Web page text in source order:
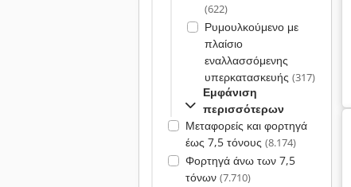
(622)
Ρυμουλκούμενο με
πλαίσιο
εναλλασσόμενης
υπερκατασκευής (317)
Εμφάνιση
περισσότερων
Μεταφορείς και φορτηγά
έως 7,5 τόνους (8.174)
Φορτηγά άνω των 7,5
τόνων (7.710)